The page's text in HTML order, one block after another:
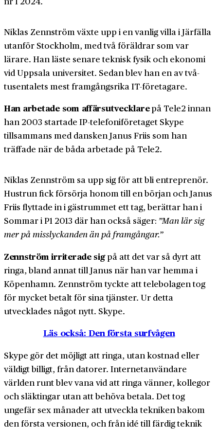
Niklas Zennström växte upp i en vanlig villa i Järfälla
utanför Stockholm, med två föräldrar som var
lärare. Han läste senare teknisk fysik och ekonomi
vid Uppsala universitet. Sedan blev han en av två­
tusentalets mest framgångsrika IT-företagare.
Han arbetade som affärsutvecklarepå Tele2 innan
han 2003 startade IP-telefoni­företaget Skype
tillsammans med dansken Janus Friis som han
träffade när de båda arbetade på Tele2.
Niklas Zennström sa upp sig för att bli entreprenör.
Hustrun fick försörja honom till en början och Janus
Friis flyttade in i gäst­rummet ett tag, berättar han i
Sommar i P1 2013 där han också säger: ”Man lär sig
mer på misslyckanden än på framgångar.”
Zennström irriterade sigpå att det var så dyrt att
ringa, bland annat till Janus när han var hemma i
Köpenhamn. Zennström tyckte att tele­bolagen tog
för mycket betalt för sina tjänster. Ur detta
utvecklades något nytt. Skype.
Läs också: Den första surfvågen
Skype gör det möjligt att ringa, utan kostnad eller
väldigt billigt, från datorer. Internet­användare
världen runt blev vana vid att ringa vänner, kollegor
och släktingar utan att behöva betala. Det tog
ungefär sex månader att utveckla tekniken bakom
den första versionen, och från idé till färdig teknik